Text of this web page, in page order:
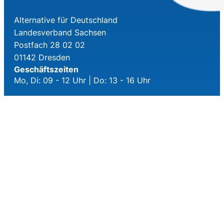
Alternative für Deutschland
Landesverband Sachsen
Postfach 28 02 02
01142 Dresden
Geschäftszeiten
Mo, Di: 09 - 12 Uhr | Do: 13 - 16 Uhr